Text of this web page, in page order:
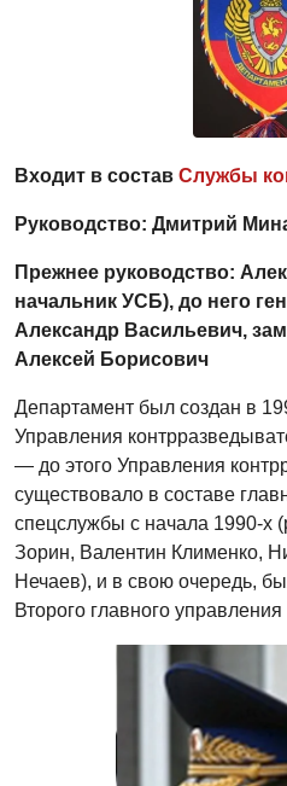
Входит в состав Службы
Руководство: Дмитрий
Прежнее руководство:
начальник УСБ), до него
Александр Васильевич,
Алексей Борисович
Департамент был создан в
Управления
— до этого Управления
существовало в составе
спецслужбы с начала 1990-х
Зорин, Валентин Клименко,
Нечаев), и в свою очередь,
Второго главного